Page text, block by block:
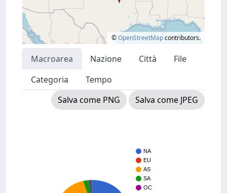
©OpenStreetMapcontributors.
Macroarea Nazione Città
File
Categoria
Tempo
Salva come PNG
Salva come JPEG
NA
EU
AS
SA
OC